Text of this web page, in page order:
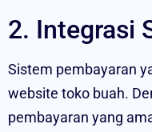
2. Integrasi
Sistem pembayaran
website toko buah.
pembayaran yang